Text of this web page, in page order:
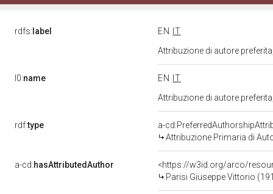
rdfs: label EN
IT
Attribuzione di autore
l0:name EN
IT
Attribuzione di autore
rdf:type
a-
Attribuzione Primaria di
a-cd:hasAttributedAuthor
<https://w3id.org/arco/
Parisi Giuseppe Vittorio